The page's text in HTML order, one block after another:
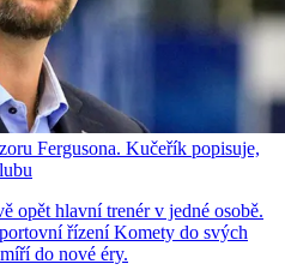
Fergusona. Kučeřík popisuje,
opět hlavní trenér v jedné osobě.
řízení Komety do svých
do nové éry.